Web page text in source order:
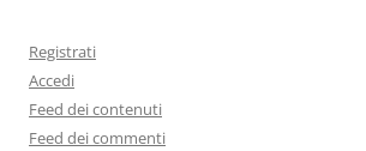
Registrati
Accedi
Feed dei contenuti
Feed dei commenti